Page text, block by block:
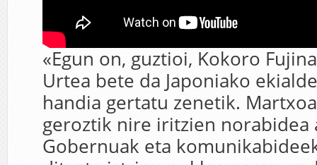
«Egun on, guztioi, Kokoro
Urtea bete da Japoniako
handia gertatu zenetik.
geroztik nire iritzien norabidea
Gobernuak eta